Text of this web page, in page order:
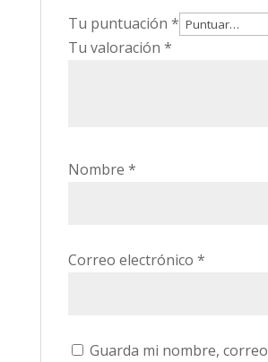
Tu puntuación *
Tu valoración *
Nombre *
Correo electrónico *
Guarda mi nombre, correo